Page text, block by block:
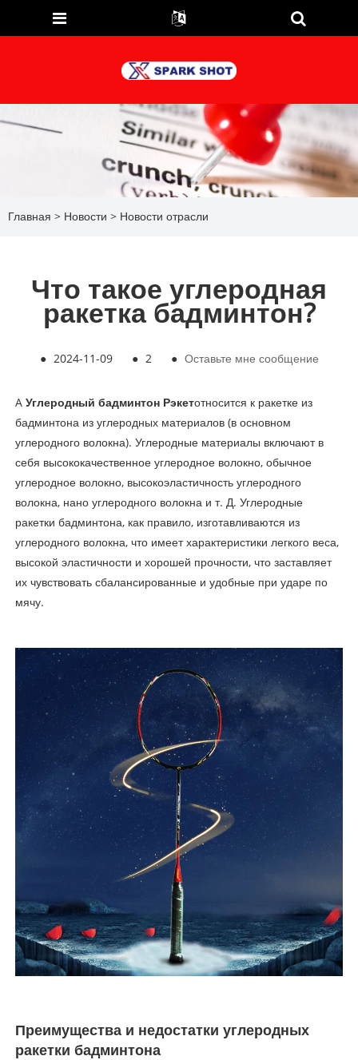
Главная > Новости > Новости отрасли
Что такое углеродная
ракетка бадминтон?
● 2024-11-09 ● 2 ● Оставьте мне сообщение
A Углеродный бадминтон Рэкетотносится к ракетке из
бадминтона из углеродных материалов (в основном
углеродного волокна). Углеродные материалы включают в
себя высококачественное углеродное волокно, обычное
углеродное волокно, высокоэластичность углеродного
волокна, нано углеродного волокна и т. Д. Углеродные
ракетки бадминтона, как правило, изготавливаются из
углеродного волокна, что имеет характеристики легкого веса,
высокой эластичности и хорошей прочности, что заставляет
их чувствовать сбалансированные и удобные при ударе по
мячу.
Преимущества и недостатки углеродных
ракетки бадминтона